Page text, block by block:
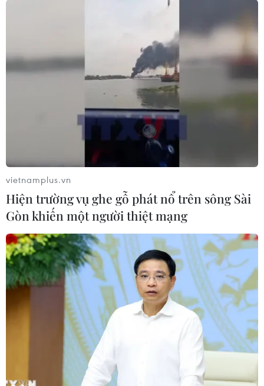
vietnamplus.vn
Hiện trường vụ ghe gỗ phát nổ trên sông Sài
Gòn khiến một người thiệt mạng